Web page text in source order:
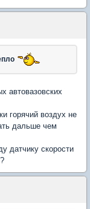
автовазовских
горячий воздух не
дальше чем
датчику скорости